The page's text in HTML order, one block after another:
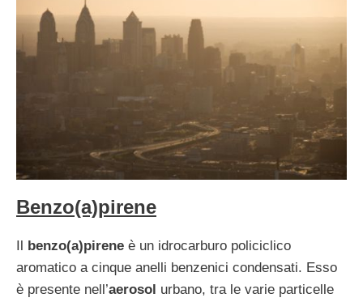
Benzo(a)pirene
Il benzo(a)pirene è un idrocarburo policiclico
aromatico a cinque anelli benzenici condensati. Esso
è presente nell’aerosol urbano, tra le varie particelle